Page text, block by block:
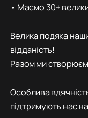
• Маємо 30+
Велика подяка
відданість!
Разом ми
Особлива
підтримують нас